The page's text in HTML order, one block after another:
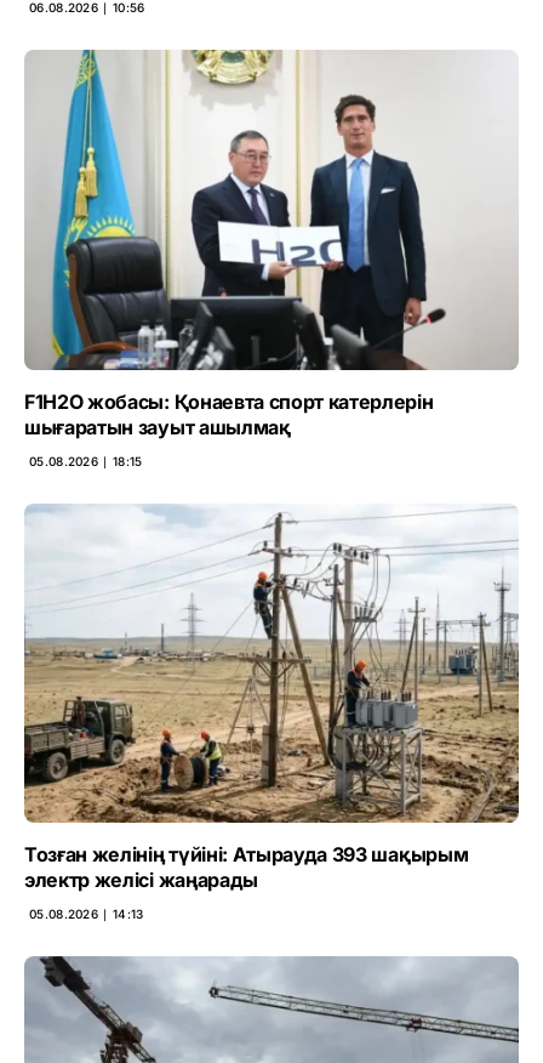
06.08.2026 ∣ 10:56
F1H2O жобасы: Қонаевта спорт катерлерін
шығаратын зауыт ашылмақ
05.08.2026 ∣ 18:15
Тозған желінің түйіні: Атырауда 393 шақырым
электр желісі жаңарады
05.08.2026 ∣ 14:13